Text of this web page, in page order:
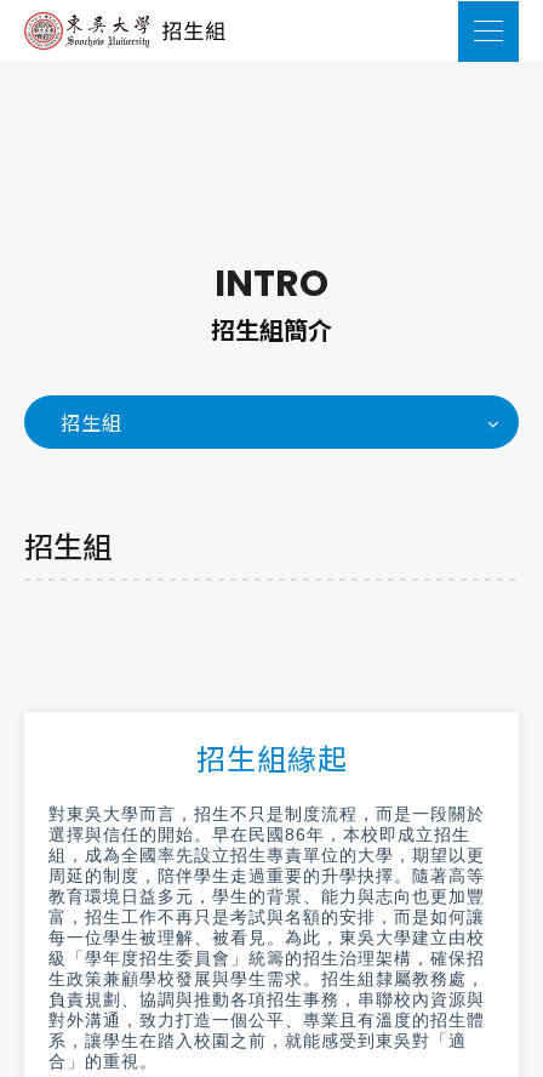
INTRO
招生組簡介
招生組
招生組
招生組緣起
對東吳大學而言，招生不只是制度流程，而是一段關於
選擇與信任的開始。早在民國86年，本校即成立招生
組，成為全國率先設立招生專責單位的大學，期望以更
周延的制度，陪伴學生走過重要的升學抉擇。隨著高等
教育環境日益多元，學生的背景、能力與志向也更加豐
富，招生工作不再只是考試與名額的安排，而是如何讓
每一位學生被理解、被看見。為此，東吳大學建立由校
級「學年度招生委員會」統籌的招生治理架構，確保招
生政策兼顧學校發展與學生需求。招生組隸屬教務處，
負責規劃、協調與推動各項招生事務，串聯校內資源與
對外溝通，致力打造一個公平、專業且有溫度的招生體
系，讓學生在踏入校園之前，就能感受到東吳對「適
合」的重視。